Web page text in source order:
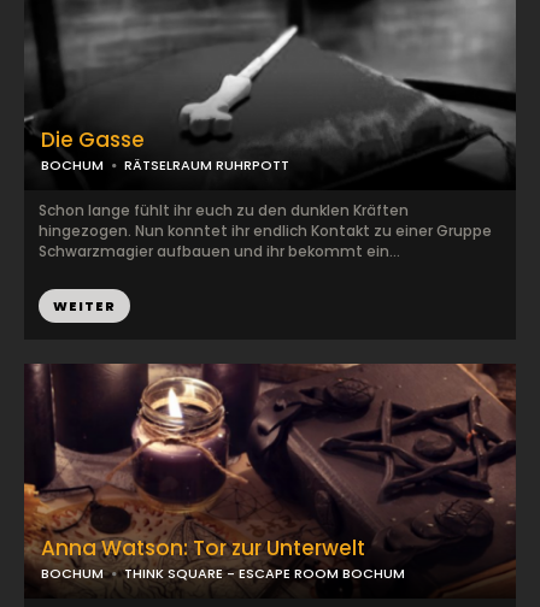
Die Gasse
BOCHUM RÄTSELRAUM RUHRPOTT
Schon lange fühlt ihr euch zu den dunklen Kräften
hingezogen. Nun konntet ihr endlich Kontakt zu einer Gruppe
Schwarzmagier aufbauen und ihr bekommt ein...
WEITER
Anna Watson: Tor zur Unterwelt
BOCHUM THINK SQUARE - ESCAPE ROOM BOCHUM